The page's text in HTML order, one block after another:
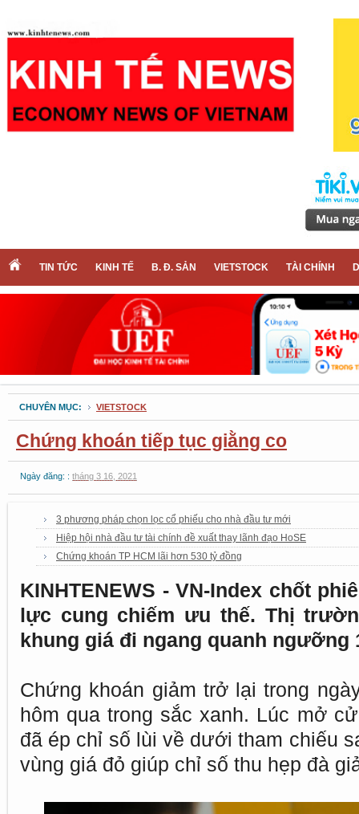
TIN TỨC KINH TẾ B. Đ. SẢN VIETSTOCK TÀI CHÍNH
CHUYÊN MỤC: VIETSTOCK
Chứng khoán tiếp tục giằng co
Ngày đăng: : tháng 3 16, 2021
3 phương pháp chọn lọc cổ phiếu cho nhà đầu tư mới
Hiệp hội nhà đầu tư tài chính đề xuất thay lãnh đạo HoSE
Chứng khoán TP HCM lãi hơn 530 tỷ đồng
KINHTENEWS - VN-Index chốt
lực cung chiếm ưu thế. Thị
khung giá đi ngang quanh ngưỡng
Chứng khoán giảm trở lại trong
hôm qua trong sắc xanh. Lúc mở
đã ép chỉ số lùi về dưới tham chiếu
vùng giá đỏ giúp chỉ số thu hẹp đà